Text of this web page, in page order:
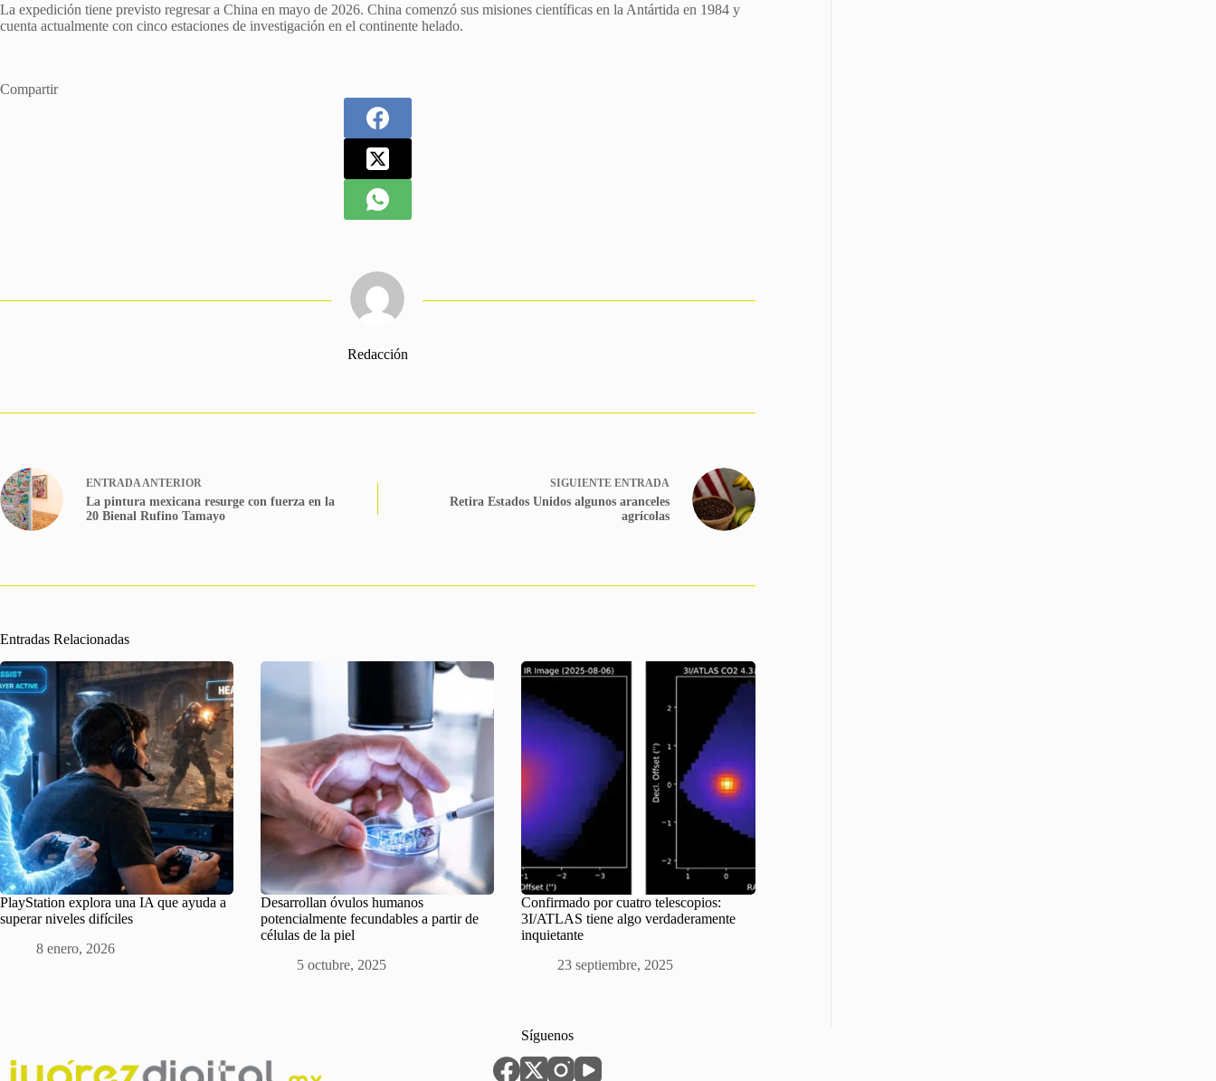
La expedición tiene previsto regresar a China en mayo de 2026. China comenzó sus misiones científicas en la Antártida en 1984 y
cuenta actualmente con cinco estaciones de investigación en el continente helado.
Compartir
Redacción
ENTRADAANTERIOR
La pintura mexicana resurge con fuerza en la
20 Bienal Rufino Tamayo
SIGUIENTE ENTRADA
Retira Estados Unidos algunos aranceles
agrícolas
Entradas Relacionadas
PlayStation explora una IA que ayuda a
superar niveles difíciles
8 enero, 2026
Desarrollan óvulos humanos
potencialmente fecundables a partir de
células de la piel
5 octubre, 2025
Confirmado por cuatro telescopios:
3I/ATLAS tiene algo verdaderamente
inquietante
23 septiembre, 2025
Síguenos